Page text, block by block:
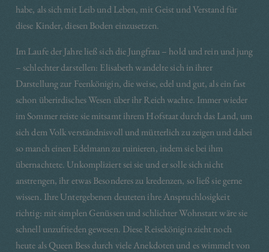
habe, als sich mit Leib und Leben, mit Geist und Verstand für
diese Kinder, diesen Boden einzusetzen.
Im Laufe der Jahre ließ sich die Jungfrau – hold und rein und jung
– schlechter darstellen: Elisabeth wandelte sich in ihrer
Darstellung zur Feenkönigin, die weise, edel und gut, als ein fast
schon überirdisches Wesen über ihr Reich wachte. Immer wieder
im Sommer reiste sie mitsamt ihrem Hofstaat durch das Land, um
sich dem Volk verständnisvoll und mütterlich zu zeigen und dabei
so manch einen Edelmann zu ruinieren, indem sie bei ihm
übernachtete. Unkompliziert sei sie und er solle sich nicht
anstrengen, ihr etwas Besonderes zu kredenzen, so ließ sie gerne
wissen. Ihre Untergebenen deuteten ihre Anspruchlosigkeit
richtig: mit simplen Genüssen und schlichter Wohnstatt wäre sie
schnell unzufrieden gewesen. Diese Reisekönigin zieht noch
heute als Queen Bess durch viele Anekdoten und es wimmelt von